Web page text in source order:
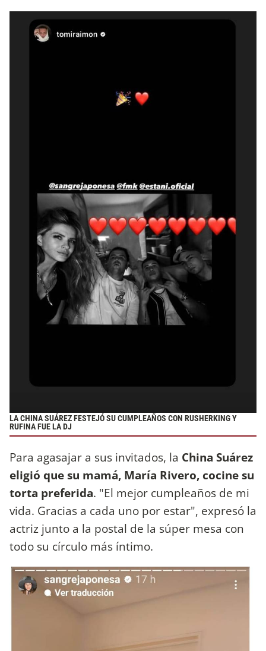
LA CHINA SUÁREZ FESTEJÓ SU CUMPLEAÑOS CON RUSHERKING Y
RUFINA FUE LA DJ
Para agasajar a sus invitados, la China Suárez
eligió que su mamá, María Rivero, cocine su
torta preferida. "El mejor cumpleaños de mi
vida. Gracias a cada uno por estar", expresó la
actriz junto a la postal de la súper mesa con
todo su círculo más íntimo.